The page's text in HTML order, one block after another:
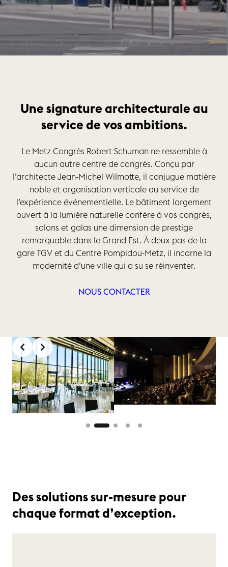
Une signature architecturale au
service de vos ambitions.
Le Metz Congrès Robert Schuman ne ressemble à
aucun autre centre de congrès. Conçu par
l’architecte Jean-Michel Wilmotte, il conjugue matière
noble et organisation verticale au service de
l’expérience événementielle. Le bâtiment largement
ouvert à la lumière naturelle confère à vos congrès,
salons et galas une dimension de prestige
remarquable dans le Grand Est. À deux pas de la
gare TGV et du Centre Pompidou-Metz, il incarne la
modernité d’une ville qui a su se réinventer.
NOUS CONTACTER
Slide 3 of 4
Des solutions sur-mesure pour
chaque format d’exception.